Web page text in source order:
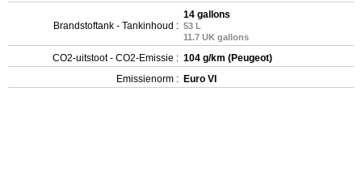
Brandstoftank - Tankinhoud :
14 gallons
53 L
11.7 UK gallons
CO2-uitstoot - CO2-Emissie : 104 g/km (Peugeot)
Emissienorm : Euro VI